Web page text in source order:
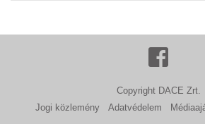
Copyright DACE Zrt.
Jogi közlemény
Adatvédelem